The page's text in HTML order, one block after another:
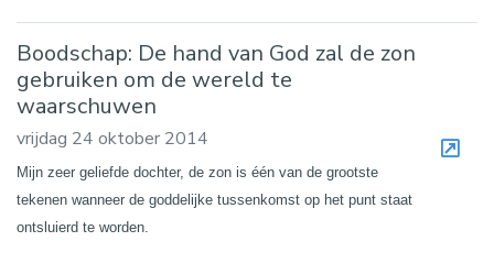
Boodschap: De hand van God zal de zon
gebruiken om de wereld te
waarschuwen
vrijdag 24 oktober 2014
Mijn zeer geliefde dochter, de zon is één van de grootste
tekenen wanneer de goddelijke tussenkomst op het punt staat
ontsluierd te worden.